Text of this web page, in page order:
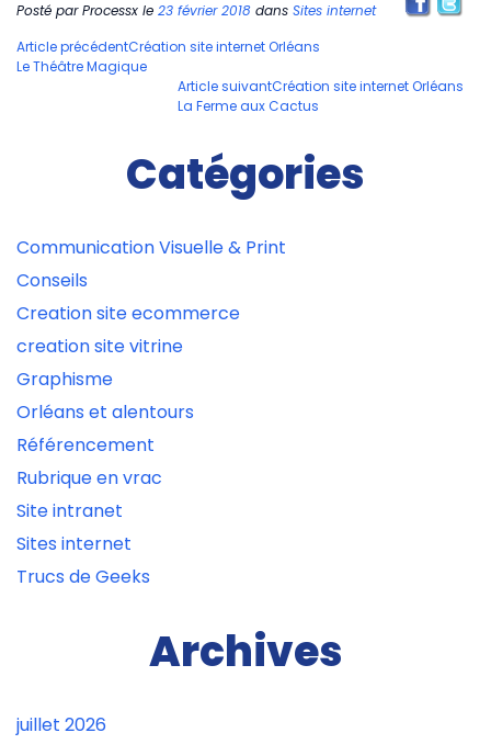
Posté parProcessx le 23 février 2018 dans Sites internet
Navigation
des
Article précédentCréation site internet Orléans
Le Théâtre Magique
Article suivantCréation site internet Orléans
La Ferme aux Cactus
Catégories
Communication Visuelle & Print
Conseils
Creation site ecommerce
creation site vitrine
Graphisme
Orléans et alentours
Référencement
Rubrique en vrac
Site intranet
Sites internet
Trucs de Geeks
Archives
juillet 2026